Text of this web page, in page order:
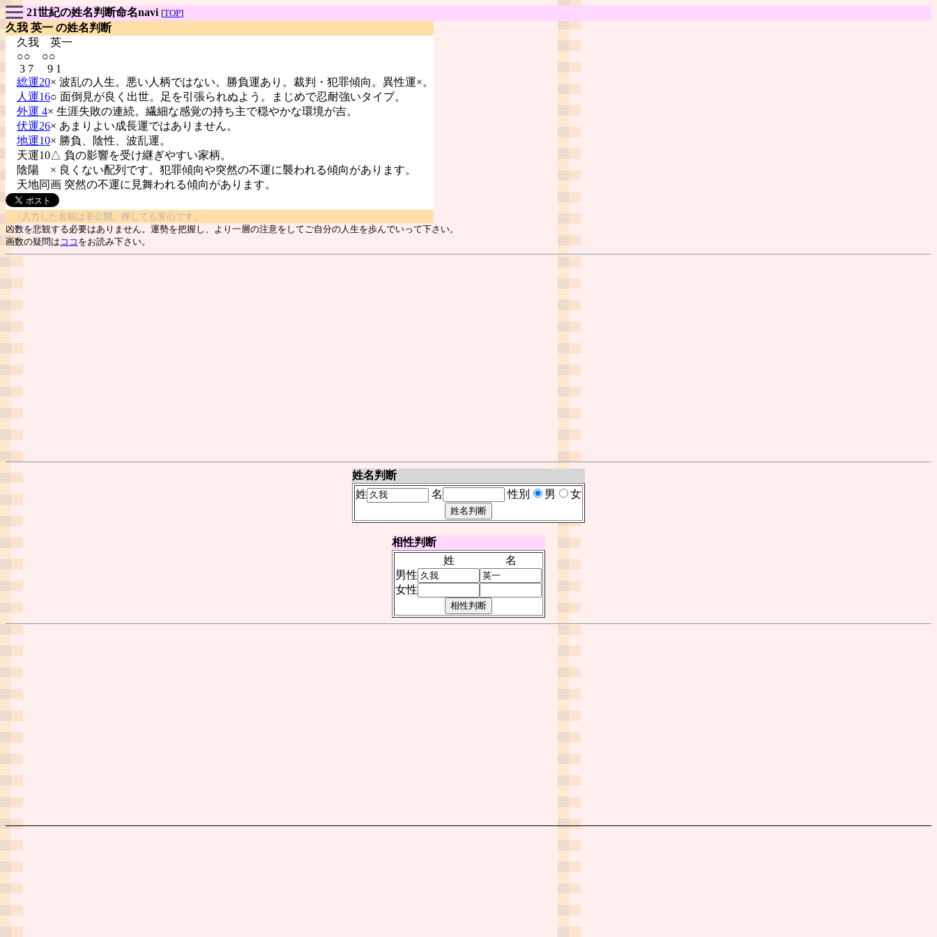
21世紀の姓名判断命名navi [TOP]
久我 英一 の姓名判断
久我 英一
○○ ○○
3 7 9 1
総運20× 波乱の人生。悪い人柄ではない。勝負運あり。裁判・犯罪傾向。異性運×。
人運16○ 面倒見が良く出世。足を引張られぬよう。まじめで忍耐強いタイプ。
外運 4× 生涯失敗の連続。繊細な感覚の持ち主で穏やかな環境が吉。
伏運26× あまりよい成長運ではありません。
地運10× 勝負、陰性、波乱運。
天運10△ 負の影響を受け継ぎやすい家柄。
陰陽 × 良くない配列です。犯罪傾向や突然の不運に襲われる傾向があります。
天地同画 突然の不運に見舞われる傾向があります。
↑入力した名前は非公開。押しても安心です。
凶数を悲観する必要はありません。運勢を把握し、より一層の注意をしてご自分の人生を歩んでいって下さい。
画数の疑問は ココ をお読み下さい。
姓名判断
姓
名 性別 男 女
相性判断
姓
名
男性
女性